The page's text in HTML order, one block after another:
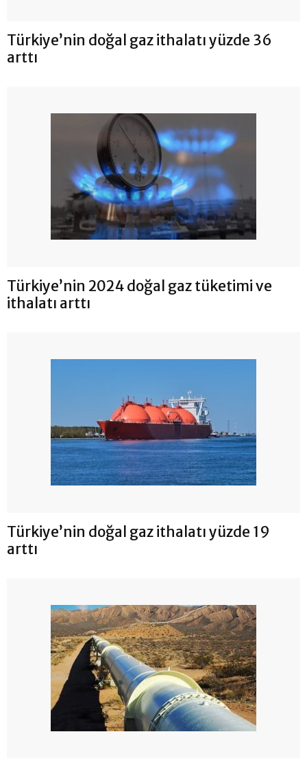
Türkiye’nin doğal gaz ithalatı yüzde 36
arttı
Türkiye’nin 2024 doğal gaz tüketimi ve
ithalatı arttı
Türkiye’nin doğal gaz ithalatı yüzde 19
arttı